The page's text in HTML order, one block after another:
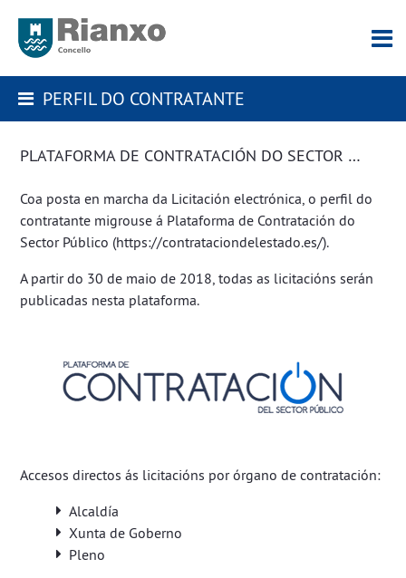
PERFIL DO CONTRATANTE
PLATAFORMA DE CONTRATACIÓN DO SECTOR PÚBLICO
Coa posta en marcha da Licitación electrónica, o perfil do
contratante migrouse á Plataforma de Contratación do
Sector Público (https://contrataciondelestado.es/).
A partir do 30 de maio de 2018, todas as licitacións serán
publicadas nesta plataforma.
Accesos directos ás licitacións por órgano de contratación:
Alcaldía
Xunta de Goberno
Pleno